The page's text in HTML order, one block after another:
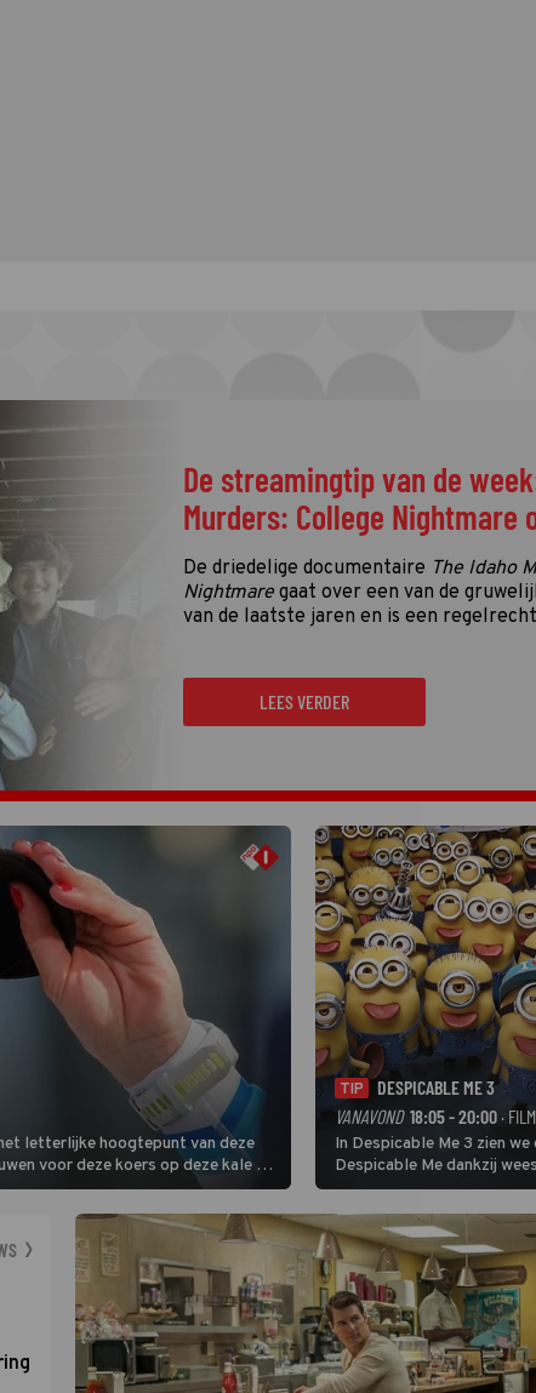
De streamingtip van de
Murders: College Nightmare
De driedelige documentaire The Idaho
Nightmare gaat over een van de
van de laatste jaren en is een
LEES VERDER
letterlijke hoogtepunt van deze
voor deze koers op deze kale col
vlak.
TIP
DESPICABLE ME 3
VANAVOND 18:05 - 20:00 · FILM
In Despicable Me 3 zien
Despicable Me dankzij
Agnes de overstap naar
dat pad weet te blijven.